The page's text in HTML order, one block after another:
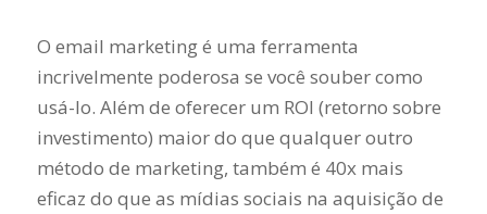
O email marketing é uma ferramenta
incrivelmente poderosa se você souber como
usá-lo. Além de oferecer um ROI (retorno sobre
investimento) maior do que qualquer outro
método de marketing, também é 40x mais
eficaz do que as mídias sociais na aquisição de